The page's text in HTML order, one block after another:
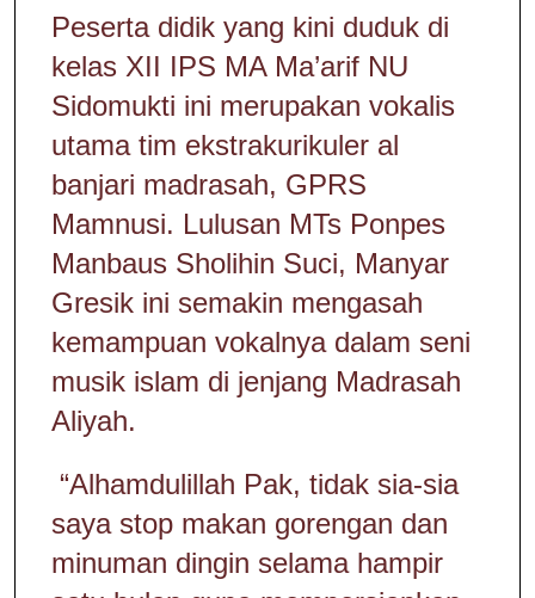
Peserta didik yang kini duduk di
kelas XII IPS MA Ma’arif NU
Sidomukti ini merupakan vokalis
utama tim ekstrakurikuler al
banjari madrasah, GPRS
Mamnusi. Lulusan MTs Ponpes
Manbaus Sholihin Suci, Manyar
Gresik ini semakin mengasah
kemampuan vokalnya dalam seni
musik islam di jenjang Madrasah
Aliyah.
“Alhamdulillah Pak, tidak sia-sia
saya stop makan gorengan dan
minuman dingin selama hampir